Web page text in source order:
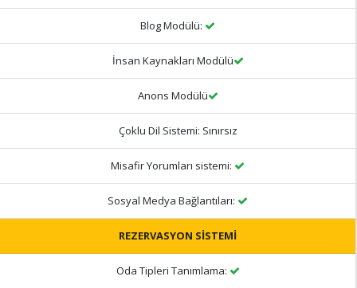
Blog Modülü:
İnsan Kaynakları Modülü
Anons Modülü
Çoklu Dil Sistemi: Sınırsız
Misafir Yorumları sistemi:
Sosyal Medya Bağlantıları:
REZERVASYON SİSTEMİ
Oda Tipleri Tanımlama: